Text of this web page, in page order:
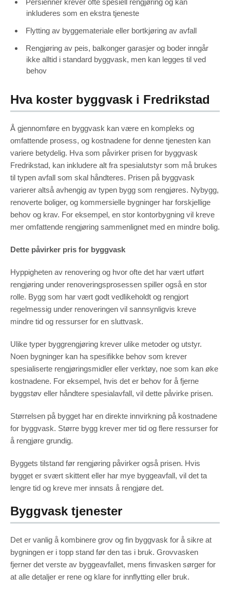
Persienner krever ofte spesiell rengjøring og kan
inkluderes som en ekstra tjeneste
Flytting av byggemateriale eller bortkjøring av avfall
Rengjøring av peis, balkonger garasjer og boder inngår
ikke alltid i standard byggvask, men kan legges til ved
behov
Hva koster byggvask i Fredrikstad
Å gjennomføre en byggvask kan være en kompleks og
omfattende prosess, og kostnadene for denne tjenesten kan
variere betydelig. Hva som påvirker prisen for byggvask
Fredrikstad, kan inkludere alt fra spesialutstyr som må brukes
til typen avfall som skal håndteres. Prisen på byggvask
varierer altså avhengig av typen bygg som rengjøres. Nybygg,
renoverte boliger, og kommersielle bygninger har forskjellige
behov og krav. For eksempel, en stor kontorbygning vil kreve
mer omfattende rengjøring sammenlignet med en mindre bolig.
Dette påvirker pris for byggvask
Hyppigheten av renovering og hvor ofte det har vært utført
rengjøring under renoveringsprosessen spiller også en stor
rolle. Bygg som har vært godt vedlikeholdt og rengjort
regelmessig under renoveringen vil sannsynligvis kreve
mindre tid og ressurser for en sluttvask.
Ulike typer byggrengjøring krever ulike metoder og utstyr.
Noen bygninger kan ha spesifikke behov som krever
spesialiserte rengjøringsmidler eller verktøy, noe som kan øke
kostnadene. For eksempel, hvis det er behov for å fjerne
byggstøv eller håndtere spesialavfall, vil dette påvirke prisen.
Størrelsen på bygget har en direkte innvirkning på kostnadene
for byggvask. Større bygg krever mer tid og flere ressurser for
å rengjøre grundig.
Byggets tilstand før rengjøring påvirker også prisen. Hvis
bygget er svært skittent eller har mye byggeavfall, vil det ta
lengre tid og kreve mer innsats å rengjøre det.
Byggvask tjenester
Det er vanlig å kombinere grov og fin byggvask for å sikre at
bygningen er i topp stand før den tas i bruk. Grovvasken
fjerner det verste av byggeavfallet, mens finvasken sørger for
at alle detaljer er rene og klare for innflytting eller bruk.